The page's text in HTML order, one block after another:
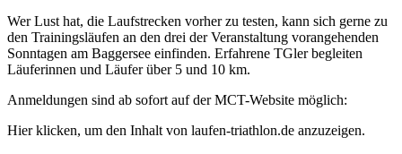
Wer Lust hat, die Laufstrecken vorher zu testen, kann sich gerne zu
den Trainingsläufen an den drei der Veranstaltung vorangehenden
Sonntagen am Baggersee einfinden. Erfahrene TGler begleiten
Läuferinnen und Läufer über 5 und 10 km.
Anmeldungen sind ab sofort auf der MCT-Website möglich:
„Hier klicken, um den Inhalt von laufen-triathlon.de anzuzeigen.